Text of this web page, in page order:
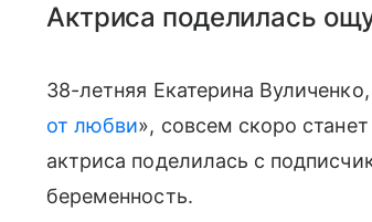
Актриса поделилась
38-летняя Екатерина
от любви», совсем скоро
актриса поделилась с
беременность.